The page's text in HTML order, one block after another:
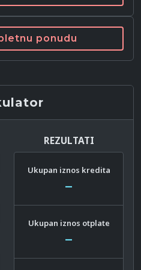
ponudu
REZULTATI
Ukupan iznos kredita
–
Ukupan iznos otplate
–